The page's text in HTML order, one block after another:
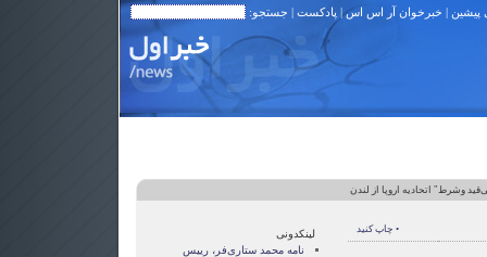
پیشین | خبرخوان آر اس اس| پادکست | جستجو:
وشرط" اتحادیه اروپا از لندن
• چاپ کنید
لینکدونی
نامه محمد ستاری‌فر، رییس